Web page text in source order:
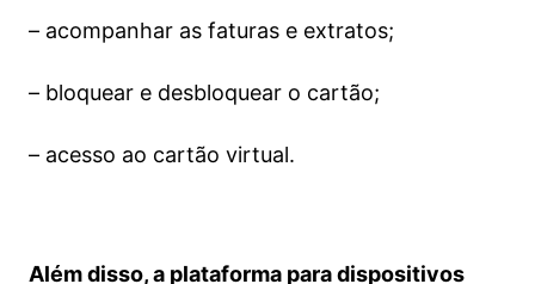
– acompanhar as faturas e extratos;
– bloquear e desbloquear o cartão;
– acesso ao cartão virtual.
Além disso, a plataforma para dispositivos